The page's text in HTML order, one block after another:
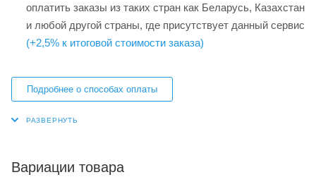
оплатить заказы из таких стран как Беларусь, Казахстан
и любой другой страны, где присутствует данный сервис
(+2,5% к итоговой стоимости заказа)
Подробнее о способах оплаты
Вариации товара